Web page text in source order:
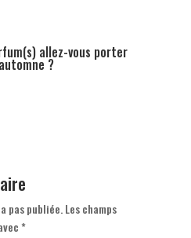
allez-vous porter
?
pas publiée. Les champs
*